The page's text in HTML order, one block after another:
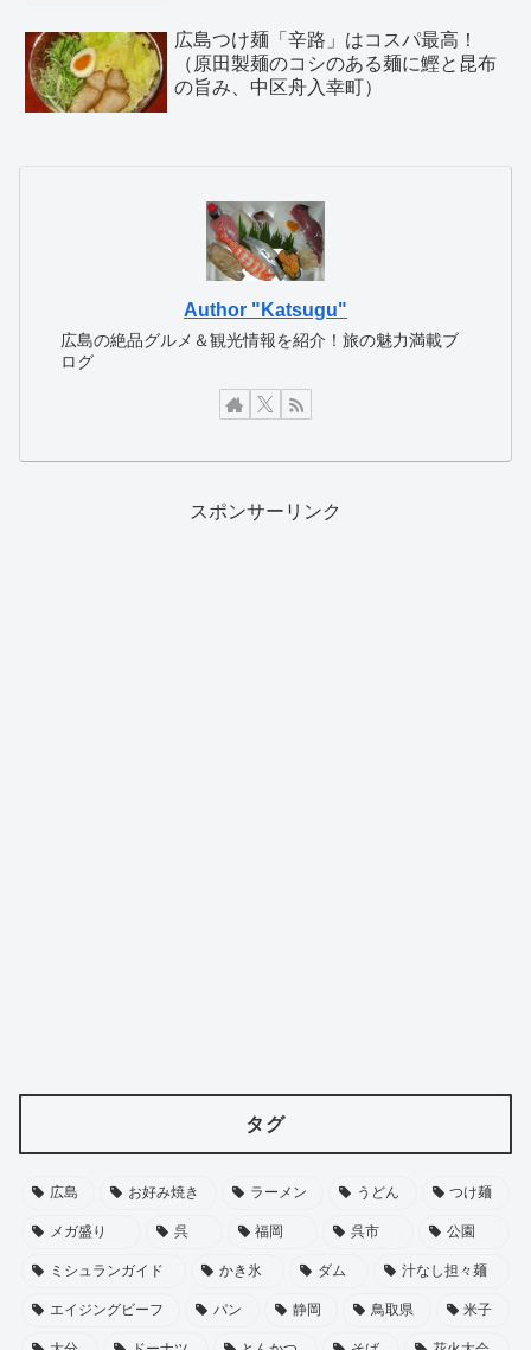
広島つけ麺「辛路」はコスパ最高！
（原田製麺のコシのある麺に鰹と昆布
の旨み、中区舟入幸町）
Author "Katsugu"
広島の絶品グルメ＆観光情報を紹介！旅の魅力満載ブ
ログ
スポンサーリンク
タグ
広島 お好み焼き ラーメン うどん つけ麺
メガ盛り 呉 福岡 呉市 公園
ミシュランガイド かき氷 ダム 汁なし担々麺
エイジングビーフ パン 静岡 鳥取県 米子